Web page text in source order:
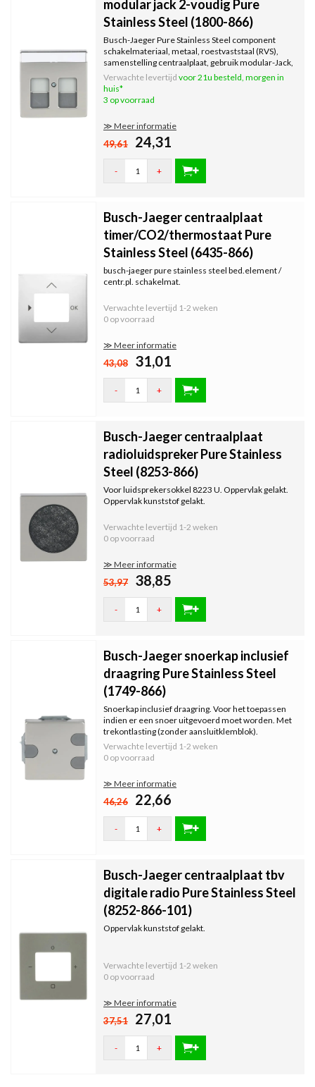
modular jack 2-voudig Pure
Stainless Steel (1800-866)
Busch-Jaeger Pure Stainless Steel component
schakelmateriaal, metaal, roestvaststaal (RVS),
samenstelling centraalplaat, gebruik modular-Jack,
met...
Verwachte levertijd voor 21u besteld, morgen in
huis*
3 op voorraad
≫ Meer informatie
49,61 24,31
- +
Busch-Jaeger centraalplaat
timer/CO2/thermostaat Pure
Stainless Steel (6435-866)
busch-jaeger pure stainless steel bed.element /
centr.pl. schakelmat.
Verwachte levertijd 1-2 weken
0 op voorraad
≫ Meer informatie
43,08 31,01
- +
Busch-Jaeger centraalplaat
radioluidspreker Pure Stainless
Steel (8253-866)
Voor luidsprekersokkel 8223 U. Oppervlak gelakt.
Oppervlak kunststof gelakt.
Verwachte levertijd 1-2 weken
0 op voorraad
≫ Meer informatie
53,97 38,85
- +
Busch-Jaeger snoerkap inclusief
draagring Pure Stainless Steel
(1749-866)
Snoerkap inclusief draagring. Voor het toepassen
indien er een snoer uitgevoerd moet worden. Met
trekontlasting (zonder aansluitklemblok).
Verwachte levertijd 1-2 weken
0 op voorraad
≫ Meer informatie
46,26 22,66
- +
Busch-Jaeger centraalplaat tbv
digitale radio Pure Stainless Steel
(8252-866-101)
Oppervlak kunststof gelakt.
Verwachte levertijd 1-2 weken
0 op voorraad
≫ Meer informatie
37,51 27,01
- +